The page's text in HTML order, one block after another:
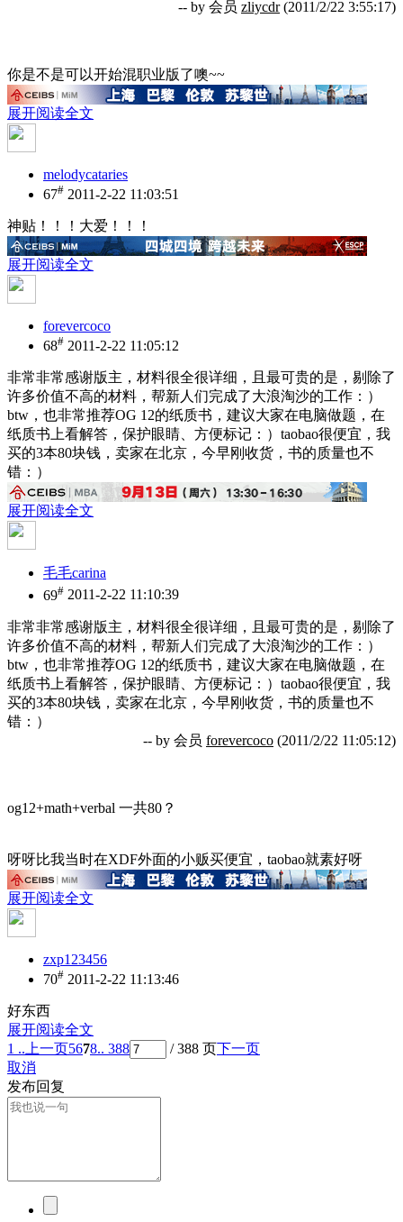
-- by 会员 zliycdr(2011/2/22 3:55:17)
你是不是可以开始混职业版了噢~~
展开阅读全文
melodycataries
67# 2011-2-22 11:03:51
神贴！！！大爱！！！
展开阅读全文
forevercoco
68# 2011-2-22 11:05:12
非常非常感谢版主，材料很全很详细，且最可贵的是，剔除了
许多价值不高的材料，帮新人们完成了大浪淘沙的工作：）
btw，也非常推荐OG 12的纸质书，建议大家在电脑做题，在
纸质书上看解答，保护眼睛、方便标记：）taobao很便宜，我
买的3本80块钱，卖家在北京，今早刚收货，书的质量也不
错：）
展开阅读全文
毛毛carina
69# 2011-2-22 11:10:39
非常非常感谢版主，材料很全很详细，且最可贵的是，剔除了
许多价值不高的材料，帮新人们完成了大浪淘沙的工作：）
btw，也非常推荐OG 12的纸质书，建议大家在电脑做题，在
纸质书上看解答，保护眼睛、方便标记：）taobao很便宜，我
买的3本80块钱，卖家在北京，今早刚收货，书的质量也不
错：）
-- by 会员 forevercoco (2011/2/22 11:05:12)
og12+math+verbal 一共80？
呀呀比我当时在XDF外面的小贩买便宜，taobao就素好呀
展开阅读全文
zxp123456
70# 2011-2-22 11:13:46
好东西
展开阅读全文
1 .. 上一页5678.. 388 / 388 页下一页
取消
发布回复